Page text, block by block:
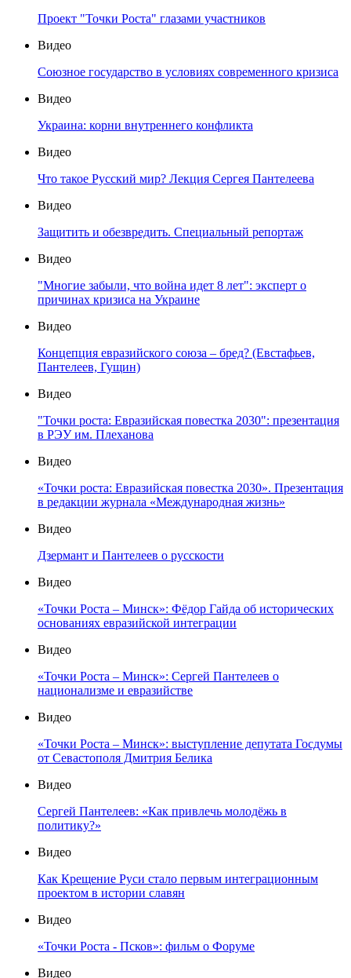
Проект "Точки Роста" глазами участников
Видео
Союзное государство в условиях современного кризиса
Видео
Украина: корни внутреннего конфликта
Видео
Что такое Русский мир? Лекция Сергея Пантелеева
Видео
Защитить и обезвредить. Специальный репортаж
Видео
"Многие забыли, что война идет 8 лет": эксперт о
причинах кризиса на Украине
Видео
Концепция евразийского союза – бред? (Евстафьев,
Пантелеев, Гущин)
Видео
"Точки роста: Евразийская повестка 2030": презентация
в РЭУ им. Плеханова
Видео
«Точки роста: Евразийская повестка 2030». Презентация
в редакции журнала «Международная жизнь»
Видео
Дзермант и Пантелеев о русскости
Видео
«Точки Роста – Минск»: Фёдор Гайда об исторических
основаниях евразийской интеграции
Видео
«Точки Роста – Минск»: Сергей Пантелеев о
национализме и евразийстве
Видео
«Точки Роста – Минск»: выступление депутата Госдумы
от Севастополя Дмитрия Белика
Видео
Сергей Пантелеев: «Как привлечь молодёжь в
политику?»
Видео
Как Крещение Руси стало первым интеграционным
проектом в истории славян
Видео
«Точки Роста - Псков»: фильм о Форуме
Видео